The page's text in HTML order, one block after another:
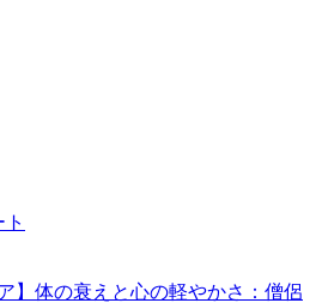
】体の衰えと心の軽やかさ：僧侶